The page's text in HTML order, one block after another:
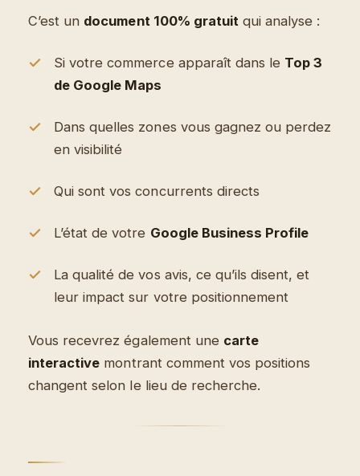
C’est un document 100% gratuit qui analyse :
Si votre commerce apparaît dans le Top 3
de Google Maps
Dans quelles zones vous gagnez ou perdez
en visibilité
Qui sont vos concurrents directs
L’état de votre Google Business Profile
La qualité de vos avis, ce qu’ils disent, et
leur impact sur votre positionnement
Vous recevrez également une carte
interactive montrant comment vos positions
changent selon le lieu de recherche.